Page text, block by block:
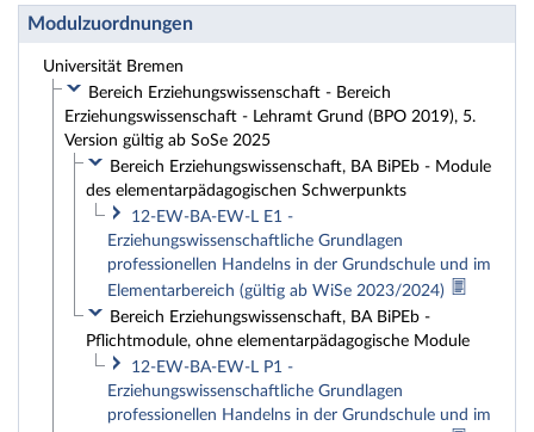
Modulzuordnungen
Universität Bremen
Bereich Erziehungswissenschaft - Bereich
Erziehungswissenschaft - Lehramt Grund (BPO 2019), 5.
Version gültig ab SoSe 2025
Bereich Erziehungswissenschaft, BA BiPEb - Module
des elementarpädagogischen Schwerpunkts
12-EW-BA-EW-L E1 -
Erziehungswissenschaftliche Grundlagen
professionellen Handelns in der Grundschule und im
Elementarbereich (gültig ab WiSe 2023/2024)
Bereich Erziehungswissenschaft, BA BiPEb -
Pflichtmodule, ohne elementarpädagogische Module
12-EW-BA-EW-L P1 -
Erziehungswissenschaftliche Grundlagen
professionellen Handelns in der Grundschule und im